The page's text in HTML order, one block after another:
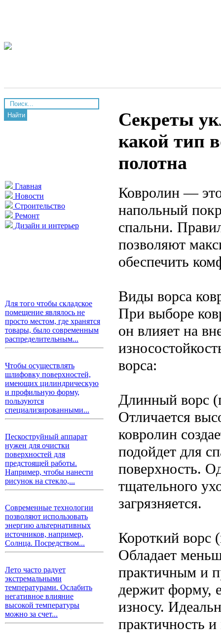
Найти
Главная
Новости
Строительство
Ремонт
Дизайн и интерьер
Для того чтобы складское
помещение являлось не
просто местом, где хранятся
товары, было современным
распределительным...
Чтобы осуществлять
шлифовку поверхностей,
имеющих цилиндрическую
и профильную форму,
пользуются
специализированными...
Пескоструйный аппарат
нужен для очистки
поверхностей для
предстоящей работы.
Например, чтобы нанести
рисунок на стекло,...
Современные технологии
позволяют использовать
энергию альтернативных
источников, например,
Солнца. Посредством...
Лето часто радует
экстремальными
температурами. Ослабить
негативное влияние
высокой температуры
можно за счет...
Секреты
какой тип
полотна
Ковролин —
напольный
спальни.
позволяют
обеспечить
Виды ворса
При выборе
он влияет на
ворса:
Длинный ворс
Отличается
ковролин
подойдет для
поверхность.
тщательного
загрязняется.
Короткий ворс
Обладает
практичным и
держит форму,
износу.
практичность